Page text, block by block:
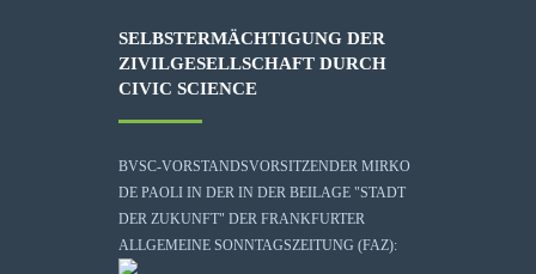
SELBSTERMÄCHTIGUNG DER
ZIVILGESELLSCHAFT DURCH
CIVIC SCIENCE
BVSC-VORSTANDSVORSITZENDER MIRKO
DE PAOLI IN DER IN DER BEILAGE "STADT
DER ZUKUNFT" DER FRANKFURTER
ALLGEMEINE SONNTAGSZEITUNG (FAZ):